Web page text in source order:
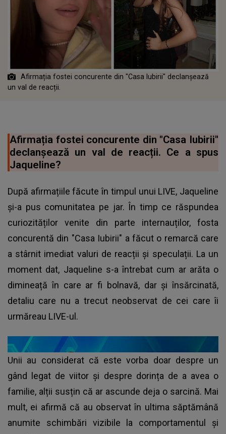
Afirmația fostei concurente din "Casa Iubirii" declanșează
un val de reacții.
Afirmația fostei concurente din "Casa Iubirii"
declanșează un val de reacții. Ce a spus
Jaqueline?
După afirmațiile făcute în timpul unui LIVE, Jaqueline
și-a pus comunitatea pe jar. În timp ce răspundea
curiozităților venite din parte internauților, fosta
concurentă din "Casa Iubirii" a făcut o remarcă care
a stârnit imediat valuri de reacții și speculații. La un
moment dat, Jaqueline s-a întrebat cum ar arăta o
dimineață în care ar fi bolnavă, dar și însărcinată,
detaliu care nu a trecut neobservat de cei care îi
urmăreau LIVE-ul.
Unii au considerat că este vorba doar despre un
gând legat de viitor și despre dorința de a avea o
familie, alții susțin că ar ascunde deja o sarcină. Mai
mult, ei afirmă că au observat în ultima săptămână
anumite schimbări vizibile la comportamentul și